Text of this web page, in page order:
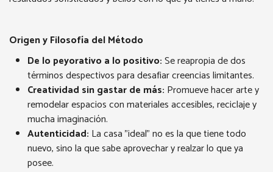
Origen y Filosofía del Método
De lo peyorativo a lo positivo:Se reapropia de dos
términos despectivos para desafiar creencias limitantes.
Creatividad sin gastar de más: Promueve hacer arte y
remodelar espacios con materiales accesibles, reciclaje y
mucha imaginación.
Autenticidad: La casa "ideal" no es la que tiene todo
nuevo, sino la que sabe aprovechar y realzar lo que ya
posee.